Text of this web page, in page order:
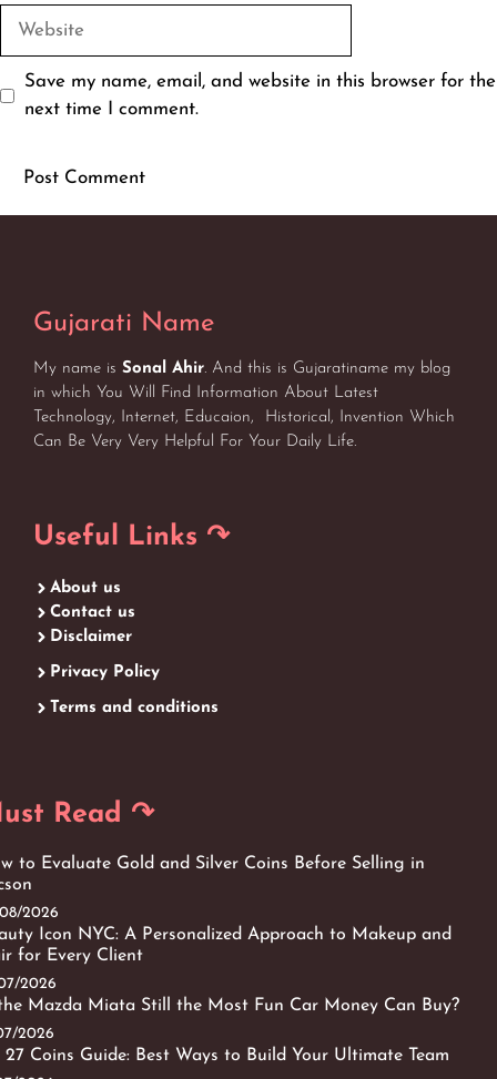
Website
Save my name, email, and website in this browser for the
next time I comment.
Gujarati Name
My name is Sonal Ahir. And this is Gujaratiname my blog
in which You Will Find Information About Latest
Technology, Internet, Educaion, Historical, Invention Which
Can Be Very Very Helpful For Your Daily Life.
Useful Links ↷
About us
Contact us
Disclaimer
Privacy Policy
Terms and conditions
Read ↷
to Evaluate Gold and Silver Coins Before Selling in
2026
Icon NYC: A Personalized Approach to Makeup and
for Every Client
2026
Mazda Miata Still the Most Fun Car Money Can Buy?
2026
27 Coins Guide: Best Ways to Build Your Ultimate Team